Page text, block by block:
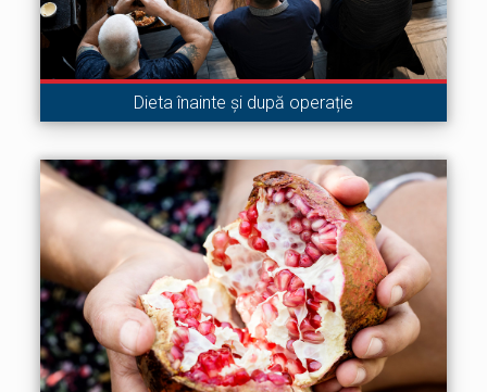
Dieta înainte și după operație